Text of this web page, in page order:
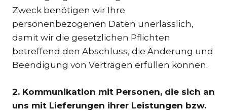
Zweck benötigen wir Ihre
personenbezogenen Daten unerlässlich,
damit wir die gesetzlichen Pflichten
betreffend den Abschluss, die Änderung und
Beendigung von Verträgen erfüllen können.
2. Kommunikation mit Personen, die sich an
uns mit Lieferungen ihrer Leistungen bzw.